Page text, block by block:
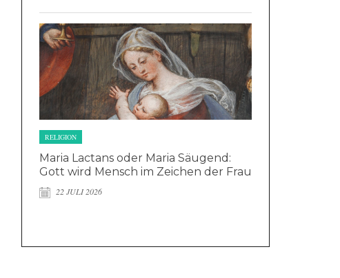
RELIGION
Maria Lactans oder Maria Säugend:
Gott wird Mensch im Zeichen der Frau
22 JULI 2026